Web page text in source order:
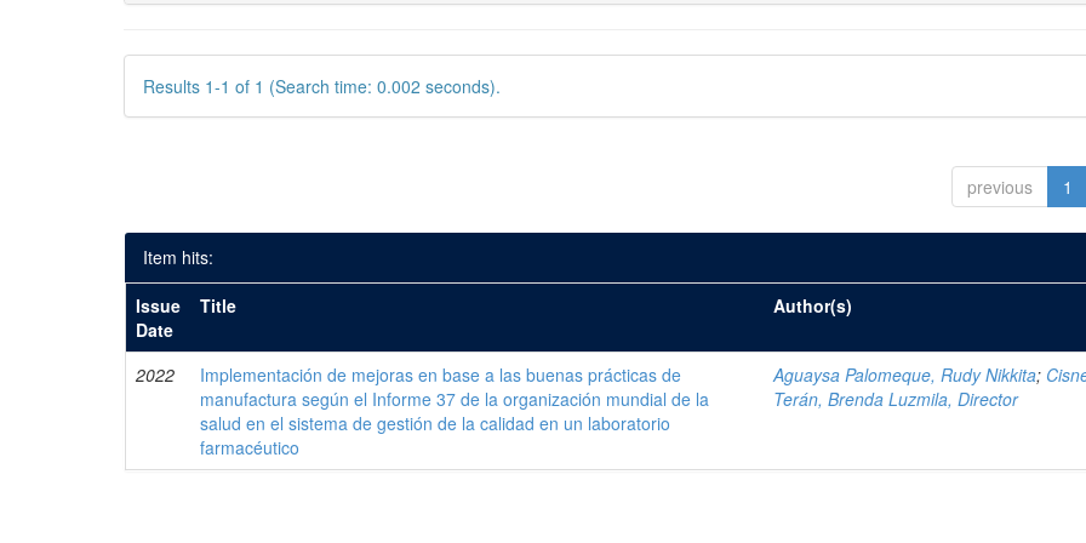
Results 1-1 of 1 (Search time: 0.002 seconds).
previous 1
Item hits:
Issue
Date
Title Author(s)
2022
Implementación de mejoras en base a las buenas prácticas de
manufactura según el Informe 37 de la organización mundial de la
salud en el sistema de gestión de la calidad en un laboratorio
farmacéutico
Aguaysa Palomeque, Rudy Nikkita;
Terán, Brenda Luzmila, Director